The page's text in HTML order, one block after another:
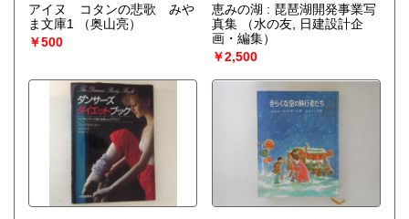
アイヌ コタンの悲歌 みや
ま文庫1
（奥山亮）
￥500
恵みの湖 : 琵琶湖開発事業写
真集
（水の友, 日建設計企
画・編集）
￥2,500